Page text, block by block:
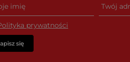
prywatności
się